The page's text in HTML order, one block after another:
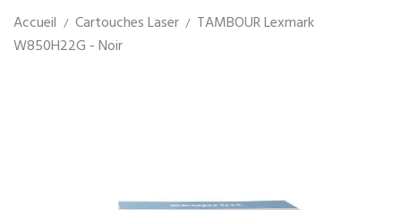
Accueil Cartouches Laser
TAMBOUR Lexmark
W850H22G - Noir